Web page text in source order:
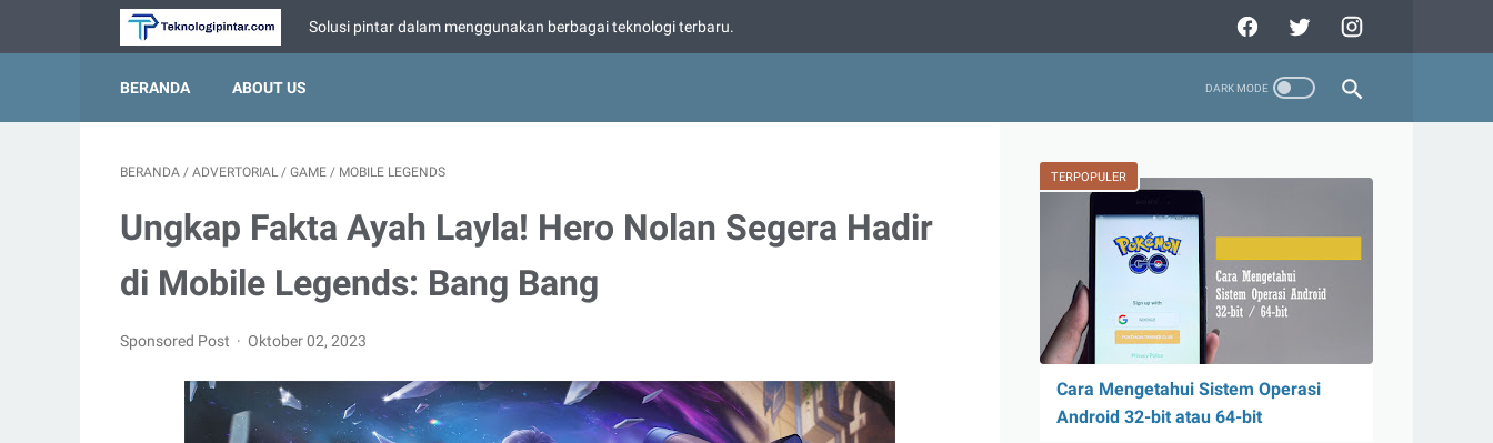
Solusi pintar dalam menggunakan berbagai teknologi terbaru.
BERANDA ABOUT US
BERANDA / ADVERTORIAL / GAME / MOBILE LEGENDS
Ungkap Fakta Ayah Layla! Hero Nolan Segera Hadir
di Mobile Legends: Bang Bang
Sponsored Post Oktober 02, 2023
TERPOPULER
Cara Mengetahui Sistem Operasi
Android 32-bit atau 64-bit